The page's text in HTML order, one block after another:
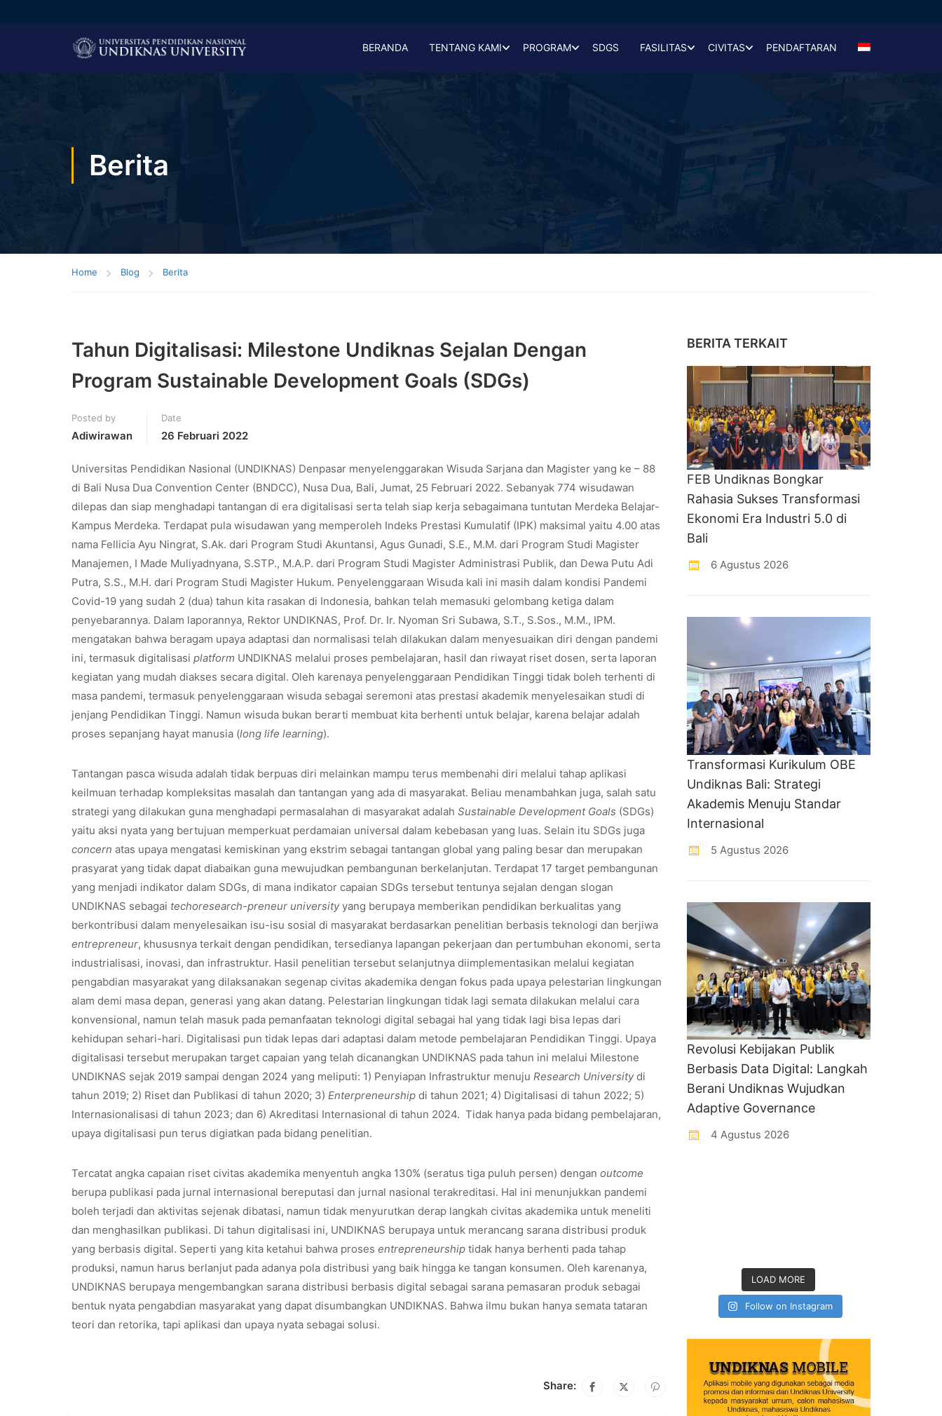
BERANDA TENTANG KAMI PROGRAM SDGS FASILITAS CIVITAS PENDAFTARAN
Berita
Home Blog Berita
Tahun Digitalisasi: Milestone Undiknas Sejalan Dengan
Program Sustainable Development Goals (SDGs)
Posted by
Adiwirawan
Date
26 Februari 2022
Universitas Pendidikan Nasional (UNDIKNAS) Denpasar menyelenggarakan Wisuda Sarjana dan Magister yang ke – 88
di Bali Nusa Dua Convention Center (BNDCC), Nusa Dua, Bali, Jumat, 25 Februari 2022. Sebanyak 774 wisudawan
dilepas dan siap menghadapi tantangan di era digitalisasi serta telah siap kerja sebagaimana tuntutan Merdeka Belajar-
Kampus Merdeka. Terdapat pula wisudawan yang memperoleh Indeks Prestasi Kumulatif (IPK) maksimal yaitu 4.00 atas
nama Fellicia Ayu Ningrat, S.Ak. dari Program Studi Akuntansi, Agus Gunadi, S.E., M.M. dari Program Studi Magister
Manajemen, I Made Muliyadnyana, S.STP., M.A.P. dari Program Studi Magister Administrasi Publik, dan Dewa Putu Adi
Putra, S.S., M.H. dari Program Studi Magister Hukum. Penyelenggaraan Wisuda kali ini masih dalam kondisi Pandemi
Covid-19 yang sudah 2 (dua) tahun kita rasakan di Indonesia, bahkan telah memasuki gelombang ketiga dalam
penyebarannya. Dalam laporannya, Rektor UNDIKNAS, Prof. Dr. Ir. Nyoman Sri Subawa, S.T., S.Sos., M.M., IPM.
mengatakan bahwa beragam upaya adaptasi dan normalisasi telah dilakukan dalam menyesuaikan diri dengan pandemi
ini, termasuk digitalisasi platform UNDIKNAS melalui proses pembelajaran, hasil dan riwayat riset dosen, serta laporan
kegiatan yang mudah diakses secara digital. Oleh karenaya penyelenggaraan Pendidikan Tinggi tidak boleh terhenti di
masa pandemi, termasuk penyelenggaraan wisuda sebagai seremoni atas prestasi akademik menyelesaikan studi di
jenjang Pendidikan Tinggi. Namun wisuda bukan berarti membuat kita berhenti untuk belajar, karena belajar adalah
proses sepanjang hayat manusia (long life learning).
Tantangan pasca wisuda adalah tidak berpuas diri melainkan mampu terus membenahi diri melalui tahap aplikasi
keilmuan terhadap kompleksitas masalah dan tantangan yang ada di masyarakat. Beliau menambahkan juga, salah satu
strategi yang dilakukan guna menghadapi permasalahan di masyarakat adalah Sustainable Development Goals (SDGs)
yaitu aksi nyata yang bertujuan memperkuat perdamaian universal dalam kebebasan yang luas. Selain itu SDGs juga
concern atas upaya mengatasi kemiskinan yang ekstrim sebagai tantangan global yang paling besar dan merupakan
prasyarat yang tidak dapat diabaikan guna mewujudkan pembangunan berkelanjutan. Terdapat 17 target pembangunan
yang menjadi indikator dalam SDGs, di mana indikator capaian SDGs tersebut tentunya sejalan dengan slogan
UNDIKNAS sebagai techoresearch-preneur universityyang berupaya memberikan pendidikan berkualitas yang
berkontribusi dalam menyelesaikan isu-isu sosial di masyarakat berdasarkan penelitian berbasis teknologi dan berjiwa
entrepreneur, khususnya terkait dengan pendidikan, tersedianya lapangan pekerjaan dan pertumbuhan ekonomi, serta
industrialisasi, inovasi, dan infrastruktur. Hasil penelitian tersebut selanjutnya diimplementasikan melalui kegiatan
pengabdian masyarakat yang dilaksanakan segenap civitas akademika dengan fokus pada upaya pelestarian lingkungan
alam demi masa depan, generasi yang akan datang. Pelestarian lingkungan tidak lagi semata dilakukan melalui cara
konvensional, namun telah masuk pada pemanfaatan teknologi digital sebagai hal yang tidak lagi bisa lepas dari
kehidupan sehari-hari. Digitalisasi pun tidak lepas dari adaptasi dalam metode pembelajaran Pendidikan Tinggi. Upaya
digitalisasi tersebut merupakan target capaian yang telah dicanangkan UNDIKNAS pada tahun ini melalui Milestone
UNDIKNAS sejak 2019 sampai dengan 2024 yang meliputi: 1) Penyiapan Infrastruktur menuju Research Universitydi
tahun 2019; 2) Riset dan Publikasi di tahun 2020; 3) Enterpreneurship di tahun 2021; 4) Digitalisasi di tahun 2022; 5)
Internasionalisasi di tahun 2023; dan 6) Akreditasi Internasional di tahun 2024. Tidak hanya pada bidang pembelajaran,
upaya digitalisasi pun terus digiatkan pada bidang penelitian.
Tercatat angka capaian riset civitas akademika menyentuh angka 130% (seratus tiga puluh persen) dengan outcome
berupa publikasi pada jurnal internasional bereputasi dan jurnal nasional terakreditasi. Hal ini menunjukkan pandemi
boleh terjadi dan aktivitas sejenak dibatasi, namun tidak menyurutkan derap langkah civitas akademika untuk meneliti
dan menghasilkan publikasi. Di tahun digitalisasi ini, UNDIKNAS berupaya untuk merancang sarana distribusi produk
yang berbasis digital. Seperti yang kita ketahui bahwa proses entrepreneurship tidak hanya berhenti pada tahap
produksi, namun harus berlanjut pada adanya pola distribusi yang baik hingga ke tangan konsumen. Oleh karenanya,
UNDIKNAS berupaya mengembangkan sarana distribusi berbasis digital sebagai sarana pemasaran produk sebagai
bentuk nyata pengabdian masyarakat yang dapat disumbangkan UNDIKNAS. Bahwa ilmu bukan hanya semata tataran
teori dan retorika, tapi aplikasi dan upaya nyata sebagai solusi.
Share:
BERITA TERKAIT
FEB Undiknas Bongkar
Rahasia Sukses Transformasi
Ekonomi Era Industri 5.0 di
Bali
6 Agustus 2026
Transformasi Kurikulum OBE
Undiknas Bali: Strategi
Akademis Menuju Standar
Internasional
5 Agustus 2026
Revolusi Kebijakan Publik
Berbasis Data Digital: Langkah
Berani Undiknas Wujudkan
Adaptive Governance
4 Agustus 2026
LOAD MORE
Follow on Instagram